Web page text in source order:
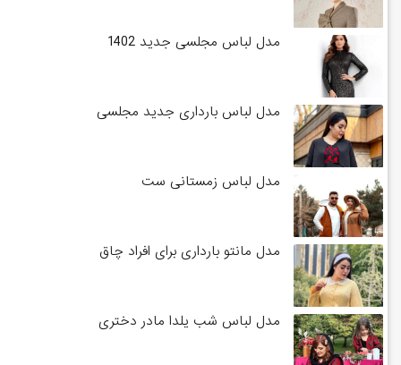
مدل لباس مجلسی جدید 1402
مدل لباس بارداری جدید مجلسی
مدل لباس زمستانی ست
مدل مانتو بارداری برای افراد چاق
مدل لباس شب یلدا مادر دختری